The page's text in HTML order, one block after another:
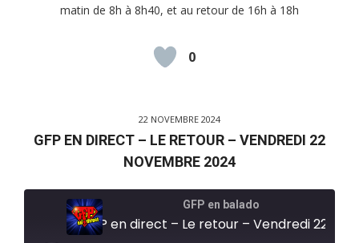
LINK
matin de 8h à 8h40, et au retour de 16h à 18h
0
22 NOVEMBRE 2024
GFP EN DIRECT – LE RETOUR – VENDREDI 22
NOVEMBRE 2024
GFP en balado